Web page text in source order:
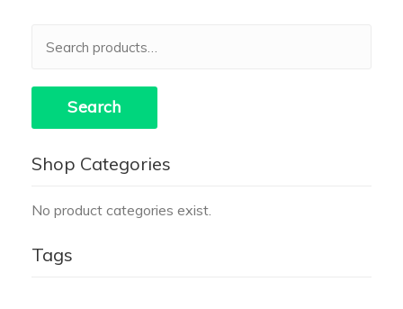
for:
Search
Shop Categories
No product categories exist.
Tags